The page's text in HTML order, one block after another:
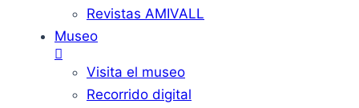
Revistas AMIVALL
Museo
Visita el museo
Recorrido digital